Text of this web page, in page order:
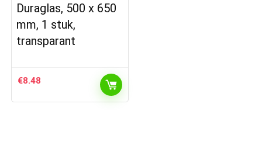
Duraglas, 500 x 650
mm, 1 stuk,
transparant
€8.48